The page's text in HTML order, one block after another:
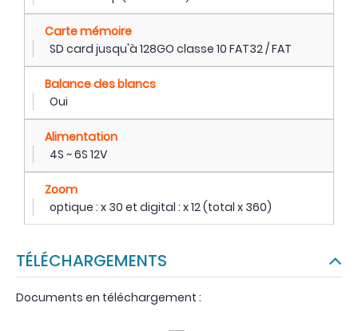
Carte mémoire
SD card jusqu'à 128GO classe 10 FAT32 / FAT
Balance des blancs
Oui
Alimentation
4S ~ 6S 12V
Zoom
optique : x 30 et digital : x 12 (total x 360)
TÉLÉCHARGEMENTS
Documents en téléchargement :